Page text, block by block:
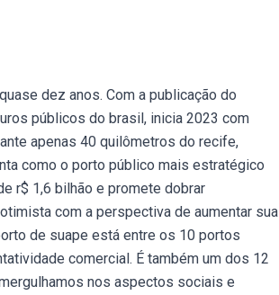
dez anos. Com a publicação do
públicos do brasil, inicia 2023 com
apenas 40 quilômetros do recife,
como o porto público mais estratégico
r$ 1,6 bilhão e promete dobrar
com a perspectiva de aumentar sua
de suape está entre os 10 portos
comercial. É também um dos 12
nos aspectos sociais e